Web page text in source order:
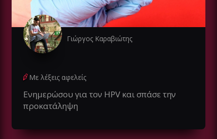
Γιώργος Καραβιώτης
Με λέξεις αφελείς
Ενημερώσου για τον HPV και σπάσε την
προκατάληψη